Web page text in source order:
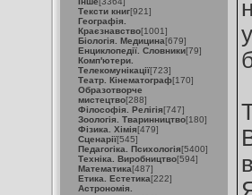
Тексти книг[921]
Географія.
Краєзнавство[1001]
Біологія. Медицина[679]
Енциклопедії. Словники[79]
Комп'ютери.
Телекомунікації[723]
Театр. Кінематограф[170]
Образотворче
мистецтво[288]
Філософія. Релігія[747]
Зоологія. Тваринництво[180]
Фізика. Хімія[479]
Сценарії[545]
Педагогіка. Психологія[5400]
Техніка. Виробництво[594]
Математика[487]
Етика. Естетика[222]
Астрономія.